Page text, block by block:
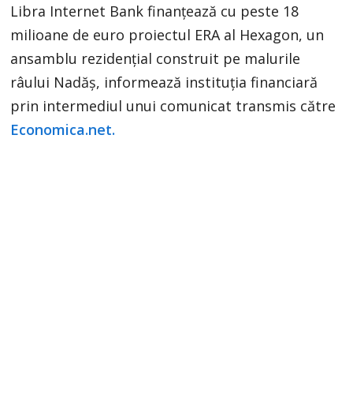
Libra Internet Bank finanțează cu peste 18
milioane de euro proiectul ERA al Hexagon, un
ansamblu rezidențial construit pe malurile
râului Nadăș, informează instituția financiară
prin intermediul unui comunicat transmis către
Economica.net.